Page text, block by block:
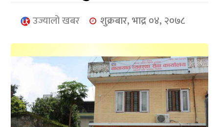
खेलकुद
प्रबास
उज्यालो खबर शुक्रबार, भाद्र ०४, २०७८